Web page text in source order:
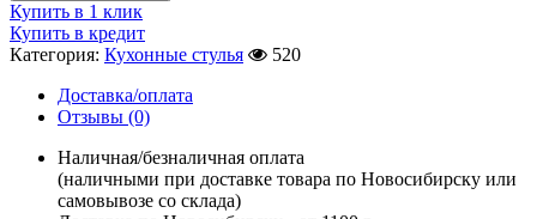
Купить в 1 клик
Купить в кредит
Категория: Кухонные стулья
520
Доставка/оплата
Отзывы (0)
Наличная/безналичная оплата
(наличными при доставке товара по Новосибирску или
самовывозе со склада)